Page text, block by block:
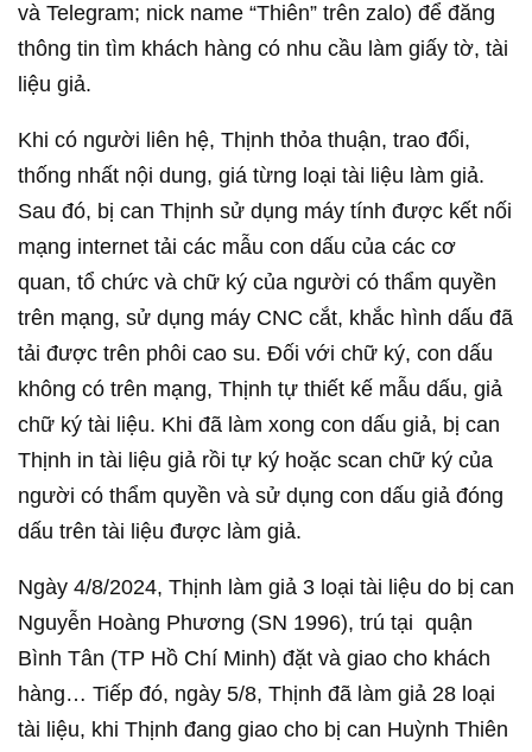
và Telegram; nick name “Thiên” trên zalo) để đăng
thông tin tìm khách hàng có nhu cầu làm giấy tờ, tài
liệu giả.
Khi có người liên hệ, Thịnh thỏa thuận, trao đổi,
thống nhất nội dung, giá từng loại tài liệu làm giả.
Sau đó, bị can Thịnh sử dụng máy tính được kết nối
mạng internet tải các mẫu con dấu của các cơ
quan, tổ chức và chữ ký của người có thẩm quyền
trên mạng, sử dụng máy CNC cắt, khắc hình dấu đã
tải được trên phôi cao su. Đối với chữ ký, con dấu
không có trên mạng, Thịnh tự thiết kế mẫu dấu, giả
chữ ký tài liệu. Khi đã làm xong con dấu giả, bị can
Thịnh in tài liệu giả rồi tự ký hoặc scan chữ ký của
người có thẩm quyền và sử dụng con dấu giả đóng
dấu trên tài liệu được làm giả.
Ngày 4/8/2024, Thịnh làm giả 3 loại tài liệu do bị can
Nguyễn Hoàng Phương (SN 1996), trú tại quận
Bình Tân (TP Hồ Chí Minh) đặt và giao cho khách
hàng… Tiếp đó, ngày 5/8, Thịnh đã làm giả 28 loại
tài liệu, khi Thịnh đang giao cho bị can Huỳnh Thiên